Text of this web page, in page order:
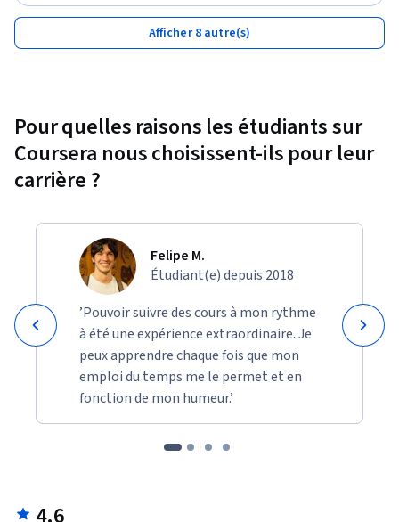
Afficher 8 autre(s)
Pour quelles raisons les étudiants sur
Coursera nous choisissent-ils pour leur
carrière ?
Felipe M.
Étudiant(e) depuis 2018
’Pouvoir suivre des cours à mon rythme
à été une expérience extraordinaire. Je
peux apprendre chaque fois que mon
emploi du temps me le permet et en
fonction de mon humeur.’